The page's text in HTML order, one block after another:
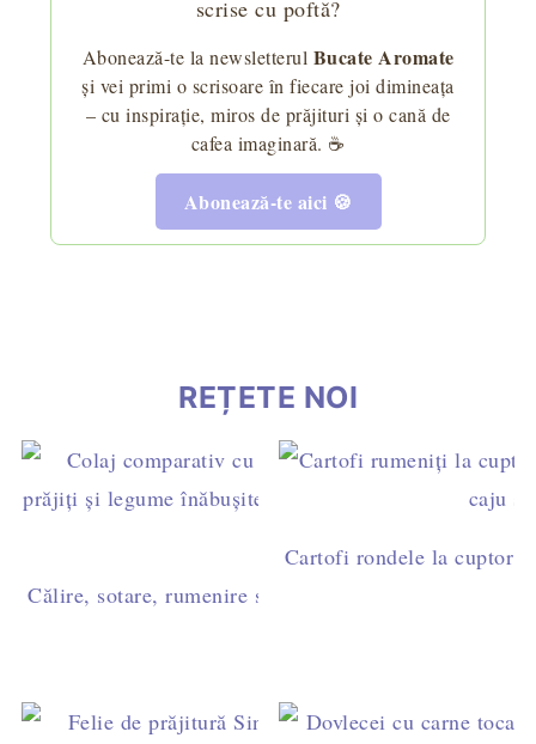
scrise cu poftă?
Abonează-te la newsletterul Bucate Aromate
și vei primi o scrisoare în fiecare joi dimineața
– cu inspirație, miros de prăjituri și o cană de
cafea imaginară. ☕
Abonează-te aici 🍪
REȚETE NOI
Călire, sotare, rumenire sau prăjire? Diferențe și
Cartofi rondele la cuptor